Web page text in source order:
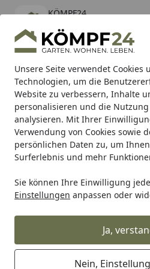
Unsere Seite verwendet Cookies
Technologien, um die
Website zu verbessern, Inhalte
personalisieren und die
analysieren. Mit Ihrer
Verwendung von Cookies sowie
persönlichen Daten zu, um
Surferlebnis und mehr
Sie können Ihre Einwilligung
Einstellungen anpassen oder
Ja,
Nein,
KÖMPF24
kostenlos - Im App Store
Alle Produkte
Mein Konto
Suchen
Karibu Pools inkl. gratis
Starterset
Startseite
Garten Beete &
Zubehör für
Ihre Artikelübersicht